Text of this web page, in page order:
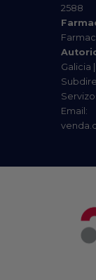
2588
Galicia
Email: